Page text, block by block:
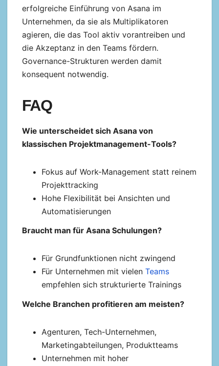
erfolgreiche Einführung von Asana im
Unternehmen, da sie als Multiplikatoren
agieren, die das Tool aktiv vorantreiben und
die Akzeptanz in den Teams fördern.
Governance-Strukturen werden damit
konsequent notwendig.
FAQ
Wie unterscheidet sich Asana von
klassischen Projektmanagement-Tools?
Fokus auf Work-Management statt reinem
Projekttracking
Hohe Flexibilität bei Ansichten und
Automatisierungen
Braucht man für Asana Schulungen?
Für Grundfunktionen nicht zwingend
Für Unternehmen mit vielen Teams
empfehlen sich strukturierte Trainings
Welche Branchen profitieren am meisten?
Agenturen, Tech-Unternehmen,
Marketingabteilungen, Produktteams
Unternehmen mit hoher